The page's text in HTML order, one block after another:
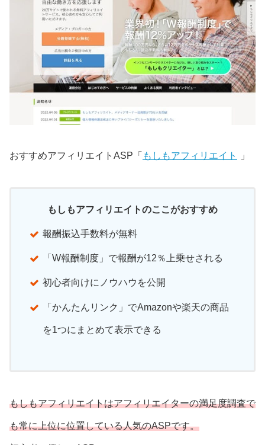
おすすめアフィリエイトASP「 もしもアフィリエイト 」
もしもアフィリエイトのここがおすすめ
報酬振込手数料が無料
「W報酬制度」で報酬が12％上乗せされる
初心者向けにノウハウを公開
「かんたんリンク」でAmazonや楽天の商品
を1つにまとめて表示できる
もしもアフィリエイトはアフィリエイターの満足度調査で
も常に上位に位置している人気のASPです。